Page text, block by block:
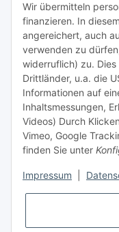
Wir übermitteln
finanzieren. In
angereichert, auch
verwenden zu
widerruflich) zu.
Drittländer, u.a. die
Informationen auf
Inhaltsmessungen,
Videos) Durch
Vimeo, Google
finden Sie unter
Impressum